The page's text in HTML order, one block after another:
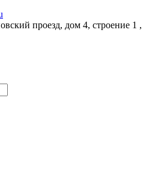
проезд, дом 4, строение 1 ,